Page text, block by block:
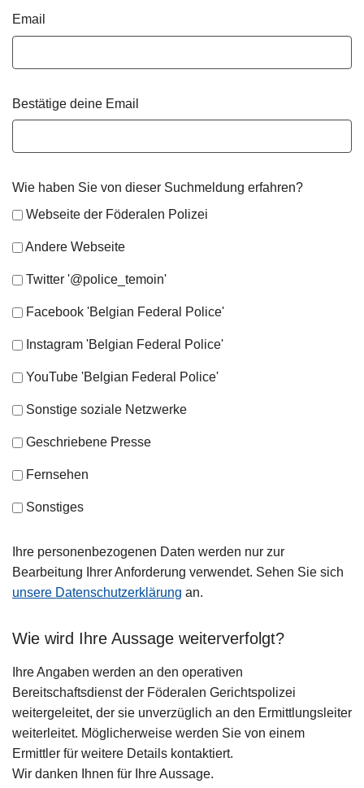
Email
Bestätige deine Email
Wie haben Sie von dieser Suchmeldung erfahren?
Webseite der Föderalen Polizei
Andere Webseite
Twitter '@police_temoin'
Facebook 'Belgian Federal Police'
Instagram 'Belgian Federal Police'
YouTube 'Belgian Federal Police'
Sonstige soziale Netzwerke
Geschriebene Presse
Fernsehen
Sonstiges
Ihre personenbezogenen Daten werden nur zur
Bearbeitung Ihrer Anforderung verwendet. Sehen Sie sich
unsere Datenschutzerklärung an.
Wie wird Ihre Aussage weiterverfolgt?
Ihre Angaben werden an den operativen
Bereitschaftsdienst der Föderalen Gerichtspolizei
weitergeleitet, der sie unverzüglich an den Ermittlungsleiter
weiterleitet. Möglicherweise werden Sie von einem
Ermittler für weitere Details kontaktiert.
Wir danken Ihnen für Ihre Aussage.